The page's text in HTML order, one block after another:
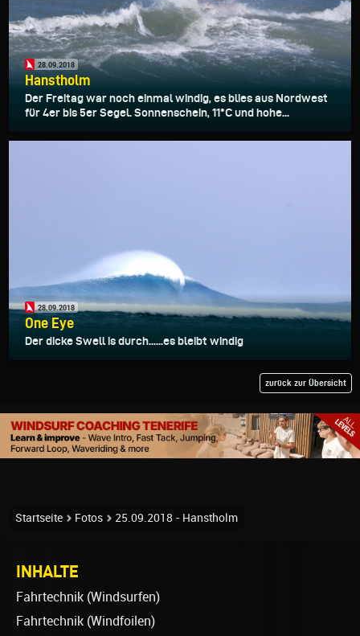
28.09.2018
Hanstholm
Der Freitag war noch einmal windig, es blies aus Nordwest
für 4er bis 5er Segel. Sonnenschein, 11°C und hohe...
28.09.2018
One Eye
Der dicke Swell is durch......es bleibt windig
zurück zur Übersicht
Startseite Fotos 25.09.2018 - Hanstholm
INHALTE
Fahrtechnik (Windsurfen)
Fahrtechnik (Windfoilen)